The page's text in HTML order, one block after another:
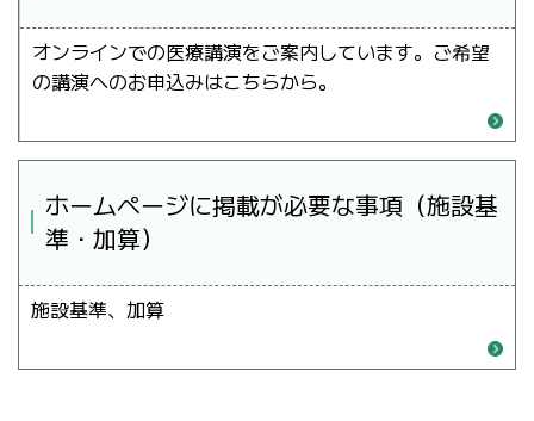
オンラインでの医療講演をご案内しています。ご希望
の講演へのお申込みはこちらから。
ホームページに掲載が必要な事項（施設基
準・加算）
施設基準、加算